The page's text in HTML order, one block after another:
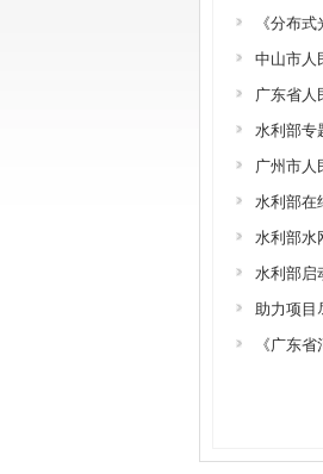
《分布
中山市人
广东省人
水利部专
广州市人
水利部在
水利部水
水利部启
助力项目
《广东